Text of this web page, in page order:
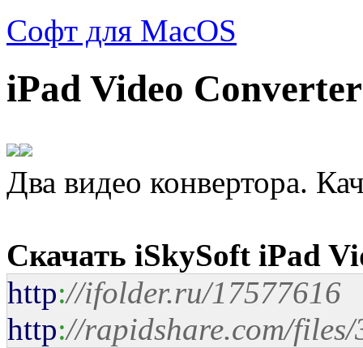
Софт для MacOS
iPad Video
Два видео конвертора.
Скачать iSkySoft iPad
http://ifolder.ru/17577616
http://rapidshare.com/